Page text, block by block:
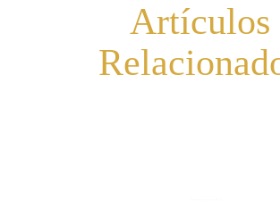
Artículos